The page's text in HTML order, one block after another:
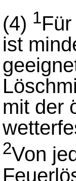
(4) 1
ist
mit der
2Von